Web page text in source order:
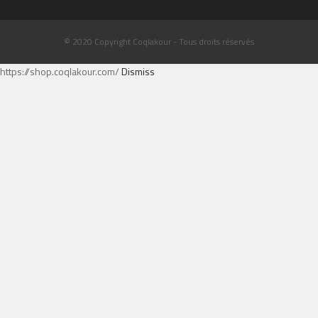
© 2020 Copyright Coqlakour - Tous droits réservés
https://shop.coqlakour.com/Dismiss